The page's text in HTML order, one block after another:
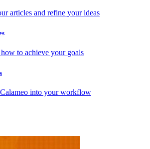
articles and refine your ideas
to achieve your goals
into your workflow